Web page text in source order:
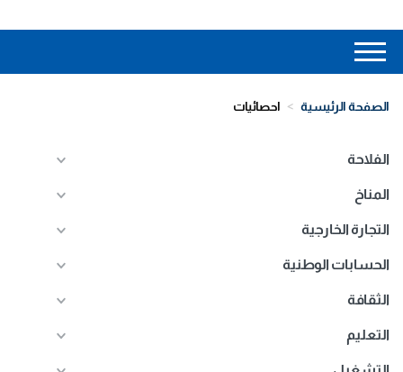
Main
navigation
الصفحة الرئيسية احصائيات
الفلاحة
المناخ
التجارة الخارجية
الحسابات الوطنية
الثقافة
التعليم